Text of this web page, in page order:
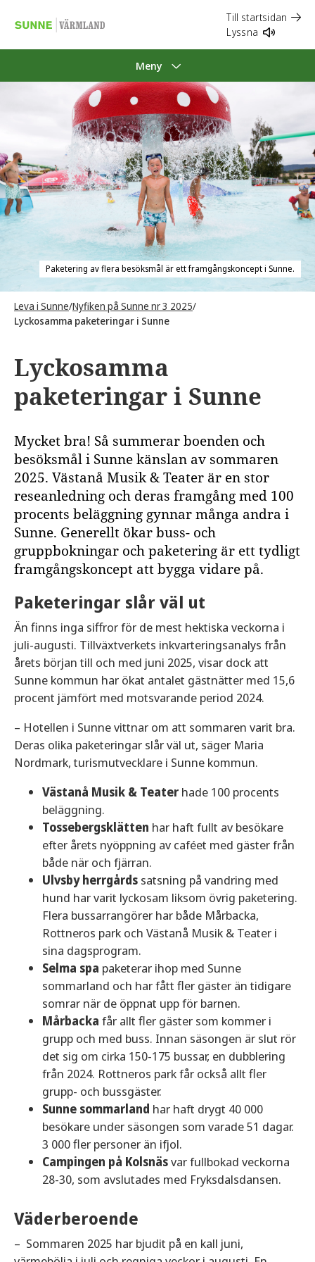
Till startsidan
Lyssna
Meny
Paketering av flera besöksmål är ett framgångskoncept i Sunne.
Leva i Sunne/Nyfiken på Sunne nr 3 2025/
Lyckosamma paketeringar i Sunne
Lyckosamma
paketeringar i Sunne
Mycket bra! Så summerar boenden och
besöksmål i Sunne känslan av sommaren
2025. Västanå Musik & Teater är en stor
reseanledning och deras framgång med 100
procents beläggning gynnar många andra i
Sunne. Generellt ökar buss- och
gruppbokningar och paketering är ett tydligt
framgångskoncept att bygga vidare på.
Paketeringar slår väl ut
Än finns inga siffror för de mest hektiska veckorna i
juli-augusti. Tillväxtverkets inkvarteringsanalys från
årets början till och med juni 2025, visar dock att
Sunne kommun har ökat antalet gästnätter med 15,6
procent jämfört med motsvarande period 2024.
– Hotellen i Sunne vittnar om att sommaren varit bra.
Deras olika paketeringar slår väl ut, säger Maria
Nordmark, turismutvecklare i Sunne kommun.
Västanå Musik & Teater hade 100 procents
beläggning.
Tossebergsklätten har haft fullt av besökare
efter årets nyöppning av caféet med gäster från
både när och fjärran.
Ulvsby herrgårds satsning på vandring med
hund har varit lyckosam liksom övrig paketering.
Flera bussarrangörer har både Mårbacka,
Rottneros park och Västanå Musik & Teater i
sina dagsprogram.
Selma spa paketerar ihop med Sunne
sommarland och har fått fler gäster än tidigare
somrar när de öppnat upp för barnen.
Mårbacka får allt fler gäster som kommer i
grupp och med buss. Innan säsongen är slut rör
det sig om cirka 150-175 bussar, en dubblering
från 2024. Rottneros park får också allt fler
grupp- och bussgäster.
Sunne sommarland har haft drygt 40 000
besökare under säsongen som varade 51 dagar.
3 000 fler personer än ifjol.
Campingen på Kolsnäsvar fullbokad veckorna
28-30, som avslutades med Fryksdalsdansen.
Väderberoende
– Sommaren 2025 har bjudit på en kall juni,